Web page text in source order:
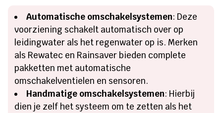
Automatische omschakelsystemen: Deze
voorziening schakelt automatisch over op
leidingwater als het regenwater op is. Merken
als Rewatec en Rainsaver bieden complete
pakketten met automatische
omschakelventielen en sensoren.
Handmatige omschakelsystemen: Hierbij
dien je zelf het systeem om te zetten als het